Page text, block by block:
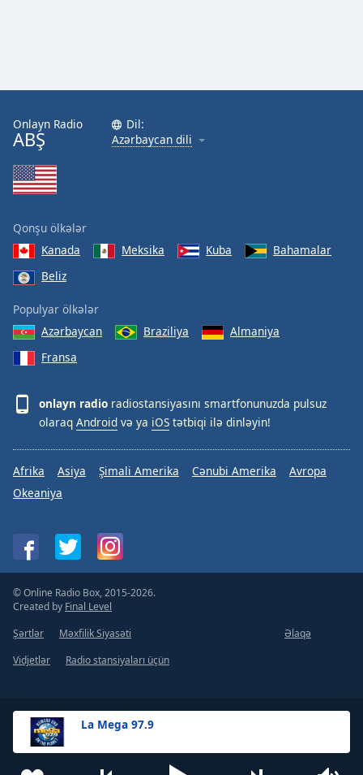
La Mega 97.9
Onlayn Radio
ABŞ
Dil:
Azərbaycan dili
Qonşu ölkələr
Kanada
Meksika Kuba
Bahamalar
Beliz
Populyar ölkələr
Azərbaycan
Braziliya
Almaniya
Fransa
onlayn radio radiostansiyasını smartfonunuzda pulsuz
olaraq Android və ya iOS tətbiqi ilə dinləyin!
Afrika Asiya Şimali Amerika Cənubi Amerika
Avropa
Okeaniya
© Online Radio Box, 2015-2026.
Created by Final Level
Şərtlər
Məxfilik Siyasəti
Əlaqə
Vidjetlər
Radio stansiyaları üçün